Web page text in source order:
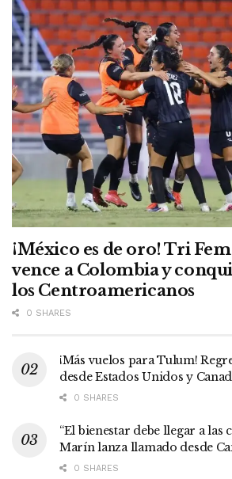
¡México es de oro! Tri
vence a Colombia y
los Centroamericanos
0 SHARES
¡Más vuelos para Tulum!
desde Estados Unidos y
0 SHARES
“El bienestar debe llegar a las
Marín lanza llamado desde
0 SHARES